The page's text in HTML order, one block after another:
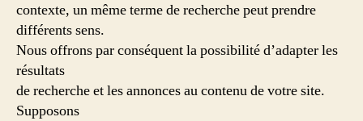
contexte, un même terme de recherche peut prendre
différents sens.
Nous offrons par conséquent la possibilité d’adapter les
résultats
de recherche et les annonces au contenu de votre site.
Supposons